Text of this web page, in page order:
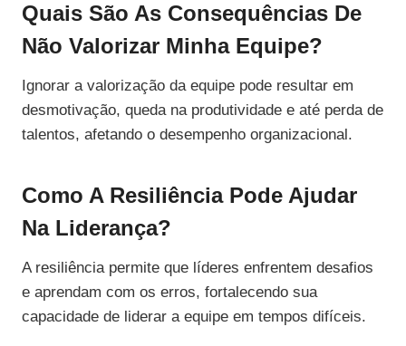
Quais São As Consequências De
Não Valorizar Minha Equipe?
Ignorar a valorização da equipe pode resultar em
desmotivação, queda na produtividade e até perda de
talentos, afetando o desempenho organizacional.
Como A Resiliência Pode Ajudar
Na Liderança?
A resiliência permite que líderes enfrentem desafios
e aprendam com os erros, fortalecendo sua
capacidade de liderar a equipe em tempos difíceis.